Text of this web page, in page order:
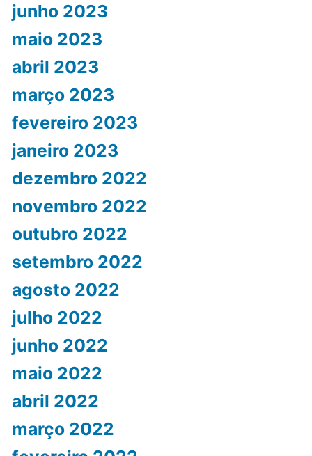
junho 2023
maio 2023
abril 2023
março 2023
fevereiro 2023
janeiro 2023
dezembro 2022
novembro 2022
outubro 2022
setembro 2022
agosto 2022
julho 2022
junho 2022
maio 2022
abril 2022
março 2022